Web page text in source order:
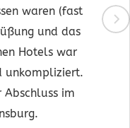
waren (fast
und das
Hotels war
unkompliziert.
Abschluss im